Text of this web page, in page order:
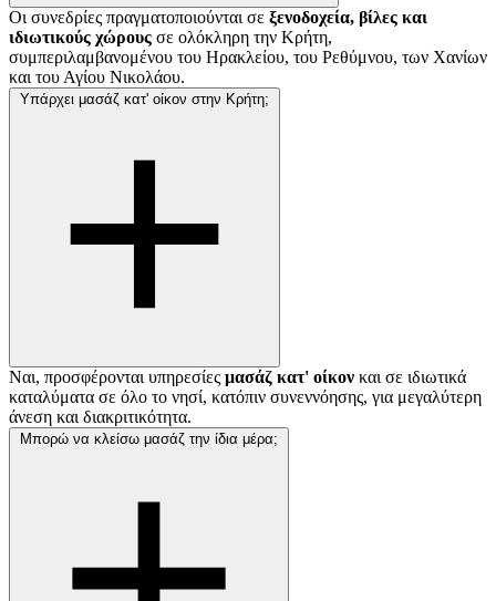
Οι συνεδρίες πραγματοποιούνται σε ξενοδοχεία, βίλες και
ιδιωτικούς χώρους σε ολόκληρη την Κρήτη,
συμπεριλαμβανομένου του Ηρακλείου, του Ρεθύμνου, των Χανίων
και του Αγίου Νικολάου.
Υπάρχει μασάζ κατ' οίκον στην Κρήτη;
Ναι, προσφέρονται υπηρεσίες μασάζ κατ' οίκον και σε ιδιωτικά
καταλύματα σε όλο το νησί, κατόπιν συνεννόησης, για μεγαλύτερη
άνεση και διακριτικότητα.
Μπορώ να κλείσω μασάζ την ίδια μέρα;